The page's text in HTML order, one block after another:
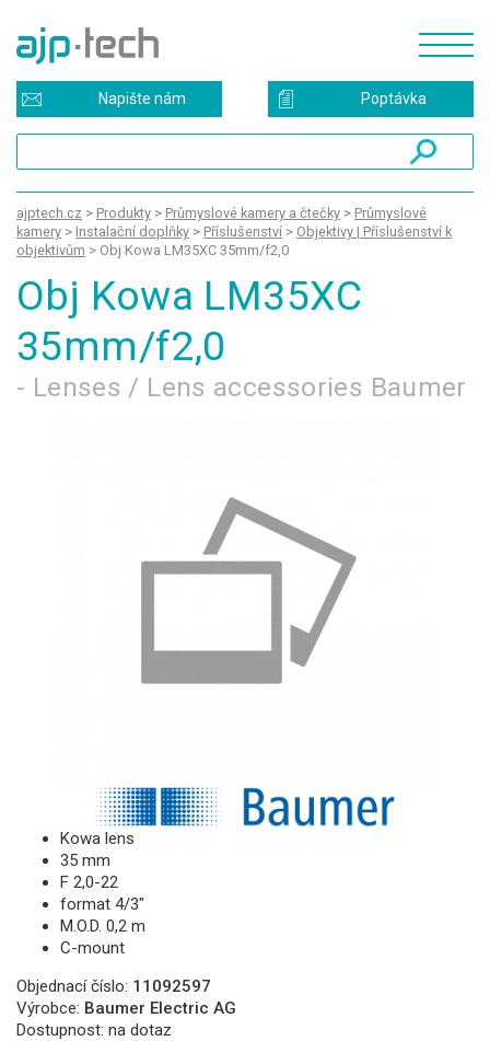
Poptávka
Napište nám
ajptech.cz > Produkty > Průmyslové kamery a čtečky > Průmyslové
kamery > Instalační doplňky > Příslušenství > Objektivy | Příslušenství k
objektivům > Obj Kowa LM35XC 35mm/f2,0
Obj Kowa LM35XC
35mm/f2,0
- Lenses / Lens accessories Baumer
Kowa lens
35 mm
F 2,0-22
format 4/3"
M.O.D. 0,2 m
C-mount
Objednací číslo: 11092597
Výrobce: Baumer Electric AG
Dostupnost: na dotaz